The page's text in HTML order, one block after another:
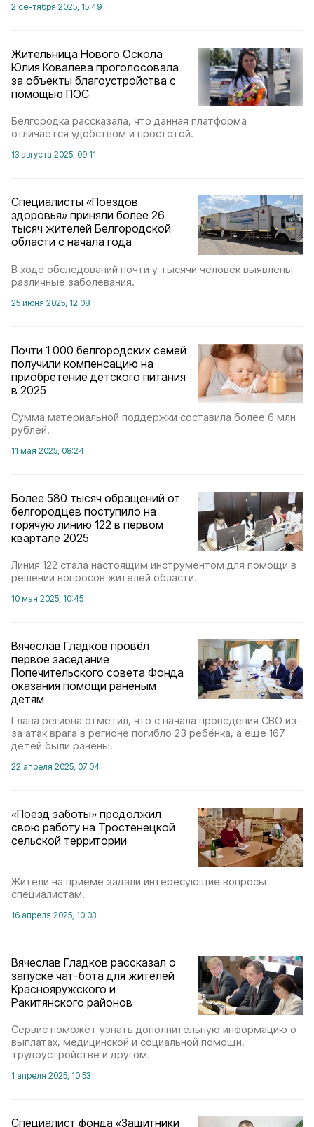
2 сентября 2025, 15:49
Жительница Нового Оскола
Юлия Ковалева проголосовала
за объекты благоустройства с
помощью ПОС
Белгородка рассказала, что данная платформа
отличается удобством и простотой.
13 августа 2025, 09:11
Специалисты «Поездов
здоровья» приняли более 26
тысяч жителей Белгородской
области с начала года
В ходе обследований почти у тысячи человек выявлены
различные заболевания.
25 июня 2025, 12:08
Почти 1 000 белгородских семей
получили компенсацию на
приобретение детского питания
в 2025
Сумма материальной поддержки составила более 6 млн
рублей.
11 мая 2025, 08:24
Более 580 тысяч обращений от
белгородцев поступило на
горячую линию 122 в первом
квартале 2025
Линия 122 стала настоящим инструментом для помощи в
решении вопросов жителей области.
10 мая 2025, 10:45
Вячеслав Гладков провёл
первое заседание
Попечительского совета Фонда
оказания помощи раненым
детям
Глава региона отметил, что с начала проведения СВО из-
за атак врага в регионе погибло 23 ребёнка, а еще 167
детей были ранены.
22 апреля 2025, 07:04
«Поезд заботы» продолжил
свою работу на Тростенецкой
сельской территории
Жители на приеме задали интересующие вопросы
специалистам.
16 апреля 2025, 10:03
Вячеслав Гладков рассказал о
запуске чат-бота для жителей
Краснояружского и
Ракитянского районов
Сервис поможет узнать дополнительную информацию о
выплатах, медицинской и социальной помощи,
трудоустройстве и другом.
1 апреля 2025, 10:53
Специалист фонда «Защитники